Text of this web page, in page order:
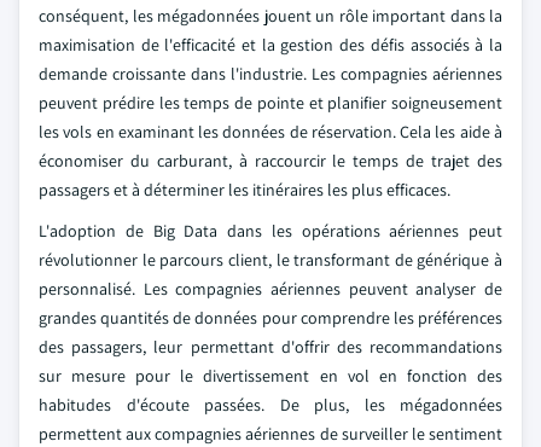
conséquent, les mégadonnées jouent un rôle important dans la
maximisation de l'efficacité et la gestion des défis associés à la
demande croissante dans l'industrie. Les compagnies aériennes
peuvent prédire les temps de pointe et planifier soigneusement
les vols en examinant les données de réservation. Cela les aide à
économiser du carburant, à raccourcir le temps de trajet des
passagers et à déterminer les itinéraires les plus efficaces.
L'adoption de Big Data dans les opérations aériennes peut
révolutionner le parcours client, le transformant de générique à
personnalisé. Les compagnies aériennes peuvent analyser de
grandes quantités de données pour comprendre les préférences
des passagers, leur permettant d'offrir des recommandations
sur mesure pour le divertissement en vol en fonction des
habitudes d'écoute passées. De plus, les mégadonnées
permettent aux compagnies aériennes de surveiller le sentiment